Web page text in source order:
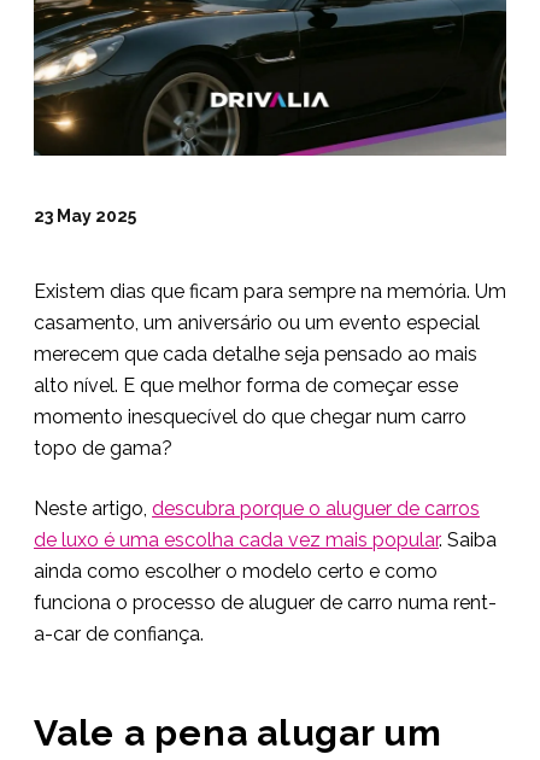
23 May 2025
Existem dias que ficam para sempre na memória. Um
casamento, um aniversário ou um evento especial
merecem que cada detalhe seja pensado ao mais
alto nível. E que melhor forma de começar esse
momento inesquecível do que chegar num carro
topo de gama?
Neste artigo, descubra porque o aluguer de carros
de luxo é uma escolha cada vez mais popular. Saiba
ainda como escolher o modelo certo e como
funciona o processo de aluguer de carro numa rent-
a-car de confiança.
Vale a pena alugar um